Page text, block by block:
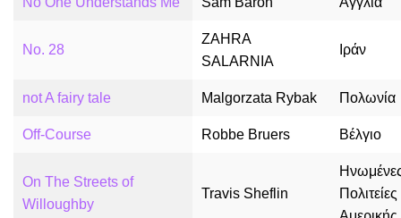
No. 28
ZAHRA
SALARNIA
Ιράν
not A fairy tale Malgorzata Rybak Πολωνία
Off-Course Robbe Bruers Βέλγιο
On The Streets of
Willoughby
Travis Sheflin
Πολιτείες